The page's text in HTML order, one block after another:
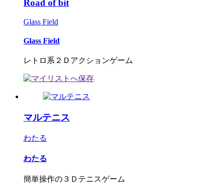
Road of bit
Glass Field
Glass Field
レトロ系２Ｄアクションゲーム
マルテニス
わたる
わたる
簡単操作の３Ｄテニスゲーム